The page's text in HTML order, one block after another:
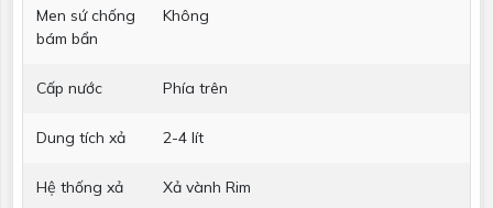
Men sứ chống
bám bẩn
Không
Cấp nước Phía trên
Dung tích xả 2-4 lít
Hệ thống xả Xả vành Rim